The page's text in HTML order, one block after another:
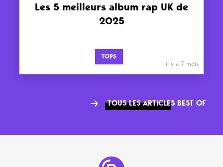
Les 5 meilleurs album rap UK de
2025
TOPS
il y a 7 mois
TOUS LES ARTICLES BEST OF